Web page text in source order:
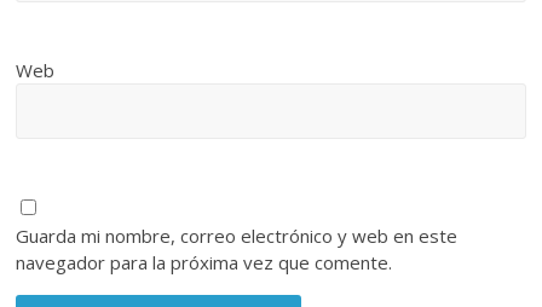
Web
Guarda mi nombre, correo electrónico y web en este
navegador para la próxima vez que comente.